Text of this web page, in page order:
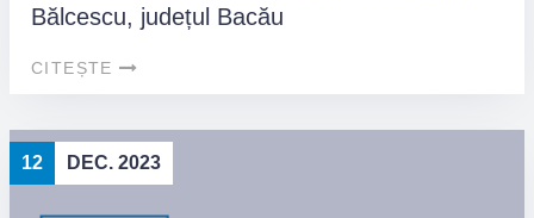
Bălcescu, județul Bacău
CITEȘTE
12 DEC. 2023